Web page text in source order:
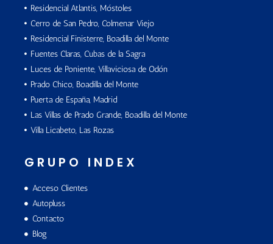
Residencial Atlantis, Móstoles
Cerro de San Pedro, Colmenar Viejo
Residencial Finisterre, Boadilla del Monte
Fuentes Claras, Cubas de la Sagra
Luces de Poniente, Villaviciosa de Odón
Prado Chico, Boadilla del Monte
Puerta de España, Madrid
Las Villas de Prado Grande, Boadilla del Monte
Villa Licabeto, Las Rozas
GRUPO INDEX
Acceso Clientes
Autopluss
Contacto
Blog